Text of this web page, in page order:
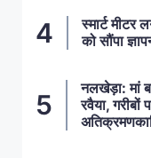
स्मार्ट मीटर
को सौंपा
नलखेड़ा: मां
रवैया, गरीबों